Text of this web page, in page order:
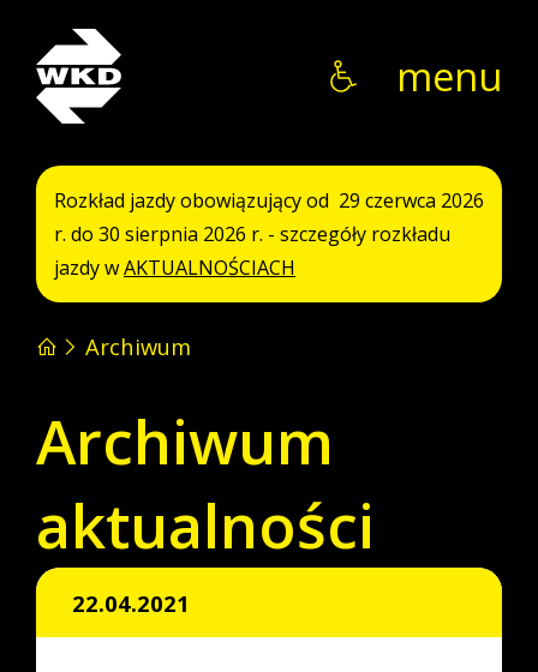
WKD
menu
Rozkład jazdy obowiązujący od 29 czerwca 2026
r. do 30 sierpnia 2026 r. - szczegóły rozkładu
jazdy wAKTUALNOŚCIACH
Archiwum
Archiwum
aktualności
22.04.2021